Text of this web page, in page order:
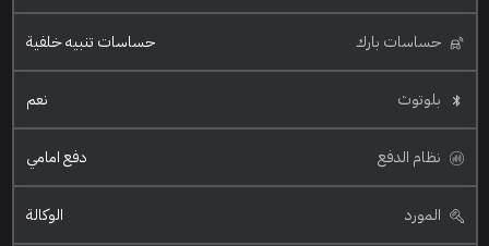
حساسات بارك حساسات تنبيه خلفية
بلوتوث نعم
نظام الدفع دفع امامي
المورد الوكالة